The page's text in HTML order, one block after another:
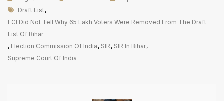
ने
बताया
Tags
Draft List,
ECI Did Not Tell Why 65 Lakh Voters Were Removed From The Draft
List Of Bihar
, Election Commission Of India , SIR , SIR In Bihar,
Supreme Court Of India